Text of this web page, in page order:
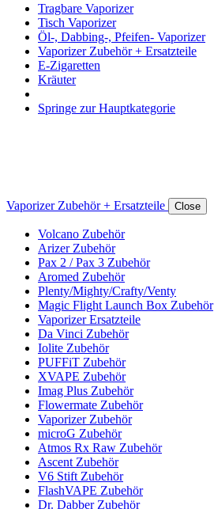
Tragbare Vaporizer
Tisch Vaporizer
Öl-, Dabbing-, Pfeifen- Vaporizer
Vaporizer Zubehör + Ersatzteile
E-Zigaretten
Kräuter
Springe zur Hauptkategorie
Vaporizer Zubehör + Ersatzteile Close
Volcano Zubehör
Arizer Zubehör
Pax 2 / Pax 3 Zubehör
Aromed Zubehör
Plenty/Mighty/Crafty/Venty
Magic Flight Launch Box Zubehör
Vaporizer Ersatzteile
Da Vinci Zubehör
Iolite Zubehör
PUFFiT Zubehör
XVAPE Zubehör
Imag Plus Zubehör
Flowermate Zubehör
Vaporizer Zubehör
microG Zubehör
Atmos Rx Raw Zubehör
Ascent Zubehör
V6 Stift Zubehör
FlashVAPE Zubehör
Dr. Dabber Zubehör